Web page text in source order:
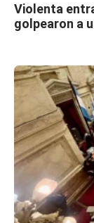
Violenta
golpearon a